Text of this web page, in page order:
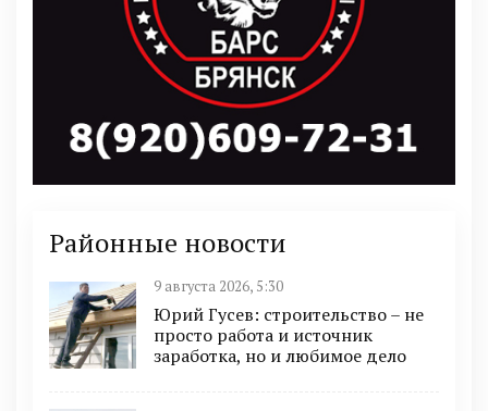
Районные новости
9 августа 2026, 5:30
Юрий Гусев: строительство – не
просто работа и источник
заработка, но и любимое дело